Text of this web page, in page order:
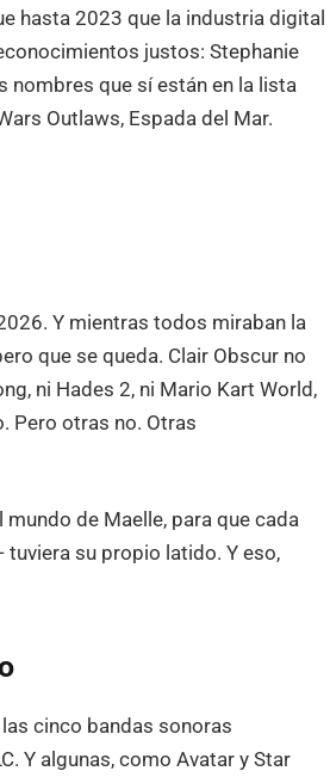
hasta 2023 que la industria digital
justos: Stephanie
nombres que sí están en la lista
Outlaws, Espada del Mar.
Y mientras todos miraban la
que se queda. Clair Obscur no
ni Hades 2, ni Mario Kart World,
Pero otras no. Otras
de Maelle, para que cada
tuviera su propio latido. Y eso,
cinco bandas sonoras
Y algunas, como Avatar y Star